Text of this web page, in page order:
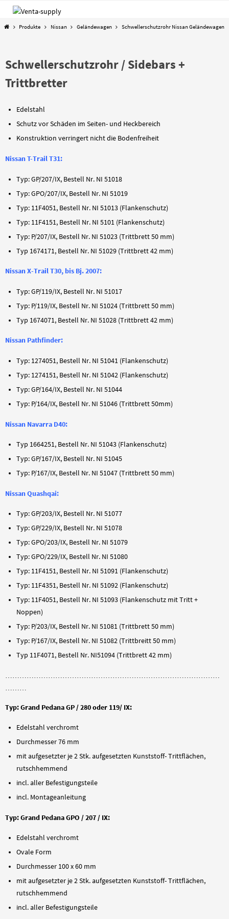
Zum
springen
StartProdukte Nissan Geländewagen Schwellerschutzrohr Nissan Geländewagen
Schwellerschutzrohr / Sidebars +
Trittbretter
Edelstahl
Schutz vor Schäden im Seiten- und Heckbereich
Konstruktion verringert nicht die Bodenfreiheit
Nissan T-Trail T31:
Typ: GP/207/IX, Bestell Nr. NI 51018
Typ: GPO/207/IX, Bestell Nr. NI 51019
Typ: 11F4051, Bestell Nr. NI 51013 (Flankenschutz)
Typ: 11F4151, Bestell Nr. NI 5101 (Flankenschutz)
Typ: P/207/IX, Bestell Nr. NI 51023 (Trittbrett 50 mm)
Typ 1674171, Bestell Nr. NI 51029 (Trittbrett 42 mm)
Nissan X-Trail T30, bis Bj. 2007:
Typ: GP/119/IX, Bestell Nr. NI 51017
Typ: P/119/IX, Bestell Nr. NI 51024 (Trittbrett 50 mm)
Typ 1674071, Bestell Nr. NI 51028 (Trittbrett 42 mm)
Nissan Pathfinder:
Typ: 1274051, Bestell Nr. NI 51041 (Flankenschutz)
Typ: 1274151, Bestell Nr. NI 51042 (Flankenschutz)
Typ: GP/164/IX, Bestell Nr. NI 51044
Typ: P/164/IX, Bestell Nr. NI 51046 (Trittbrett 50mm)
Nissan Navarra D40:
Typ 1664251, Bestell Nr. NI 51043 (Flankenschutz)
Typ: GP/167/IX, Bestell Nr. NI 51045
Typ: P/167/IX, Bestell Nr. NI 51047 (Trittbrett 50 mm)
Nissan Quashqai:
Typ: GP/203/IX, Bestell Nr. NI 51077
Typ: GP/229/IX, Bestell Nr. NI 51078
Typ: GPO/203/IX, Bestell Nr. NI 51079
Typ: GPO/229/IX, Bestell Nr. NI 51080
Typ: 11F4151, Bestell Nr. NI 51091 (Flankenschutz)
Typ: 11F4351, Bestell Nr. NI 51092 (Flankenschutz)
Typ: 11F4051, Bestell Nr. NI 51093 (Flankenschutz mit Tritt +
Noppen)
Typ: P/203/IX, Bestell Nr. NI 51081 (Trittbrett 50 mm)
Typ: P/167/IX, Bestell Nr. NI 51082 (Trittbreitt 50 mm)
Typ 11F4071, Bestell Nr. NI51094 (Trittbrett 42 mm)
………………………………………………………………………………
………
Typ: Grand Pedana GP / 280 oder 119/ IX:
Edelstahl verchromt
Durchmesser 76 mm
mit aufgesetzter je 2 Stk. aufgesetzten Kunststoff- Trittflächen,
rutschhemmend
incl. aller Befestigungsteile
incl. Montageanleitung
Typ: Grand Pedana GPO / 207 / IX:
Edelstahl verchromt
Ovale Form
Durchmesser 100 x 60 mm
mit aufgesetzter je 2 Stk. aufgesetzten Kunststoff- Trittflächen,
rutschhemmend
incl. aller Befestigungsteile